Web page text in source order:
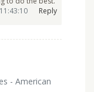
for your
to do the best.